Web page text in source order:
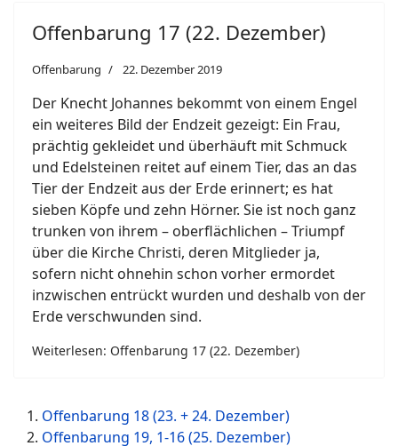
Offenbarung 17 (22. Dezember)
Offenbarung 22. Dezember 2019
Der Knecht Johannes bekommt von einem Engel
ein weiteres Bild der Endzeit gezeigt: Ein Frau,
prächtig gekleidet und überhäuft mit Schmuck
und Edelsteinen reitet auf einem Tier, das an das
Tier der Endzeit aus der Erde erinnert; es hat
sieben Köpfe und zehn Hörner. Sie ist noch ganz
trunken von ihrem – oberflächlichen – Triumpf
über die Kirche Christi, deren Mitglieder ja,
sofern nicht ohnehin schon vorher ermordet
inzwischen entrückt wurden und deshalb von der
Erde verschwunden sind.
Weiterlesen: Offenbarung 17 (22. Dezember)
Offenbarung 18 (23. + 24. Dezember)
Offenbarung 19, 1-16 (25. Dezember)